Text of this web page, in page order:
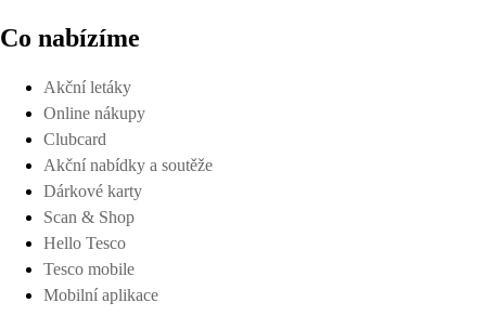
Co nabízíme
Akční letáky
Online nákupy
Clubcard
Akční nabídky a soutěže
Dárkové karty
Scan & Shop
Hello Tesco
Tesco mobile
Mobilní aplikace